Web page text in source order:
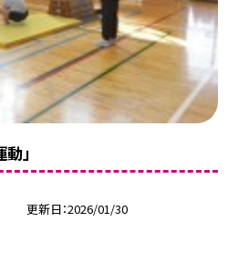
」
更新日 2026/01/30